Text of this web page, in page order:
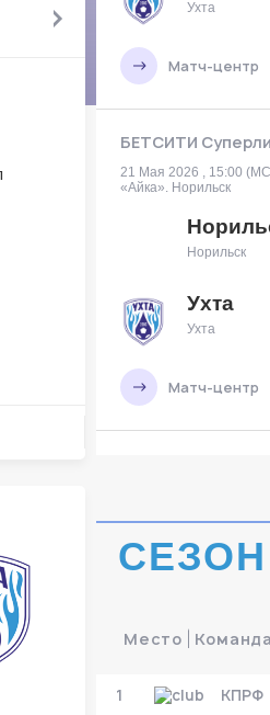
Ухта
Матч-центр
БЕТСИТИ
21 Мая 2026 , 15:00
«Айка». Норильск
Норильск
Ухта
Ухта
Матч-центр
Ухта
Ухта
Тюмень
Тюмень
Матч-центр
СЕЗОН
Место Команда
1 КПРФ